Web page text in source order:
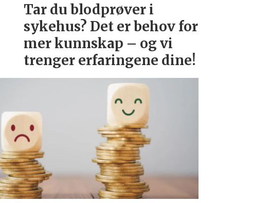
Tar du blodprøver i
sykehus? Det er behov for
mer kunnskap – og vi
trenger erfaringene dine!